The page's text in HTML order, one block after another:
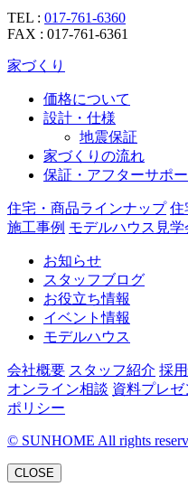
TEL : 017-761-6360
FAX : 017-761-6361
家づくり
価格について
設計・仕様
地震保証
家づくりの流れ
保証・アフターサポー
住宅・商品ラインナップ 住
施工事例 モデルハウス見学
お知らせ
スタッフブログ
お役立ち情報
イベント情報
モデルハウス
会社概要 スタッフ紹介 採
オンライン相談 資料プレゼ
ポリシー
© SUNHOME All rights
CLOSE